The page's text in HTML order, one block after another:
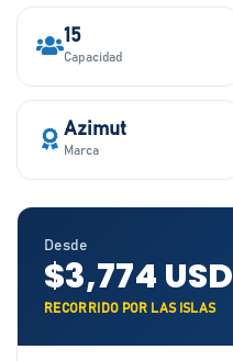
15
Capacidad
Azimut
Marca
Desde
$3,774 USD
RECORRIDO POR LAS ISLAS